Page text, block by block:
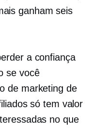
ganham seis
a confiança
se você
de marketing de
só tem valor
no que